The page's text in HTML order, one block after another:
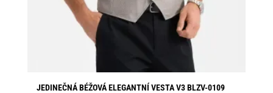
JEDINEČNÁ BÉŽOVÁ ELEGANTNÍ VESTA V3 BLZV-0109